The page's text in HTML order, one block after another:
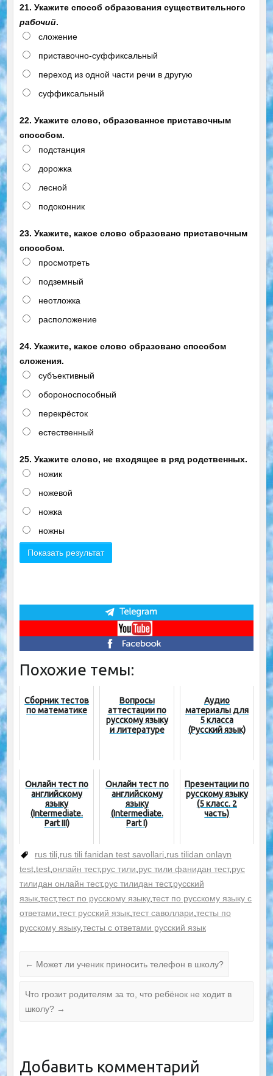
21. Укажите способ образования существительного
рабочий.
сложение
приставочно-суффиксальный
переход из одной части речи в другую
cуффиксальный
22. Укажите слово, образованное приставочным
способом.
подстанция
дорожка
лесной
подоконник
23. Укажите, какое слово образовано приставочным
способом.
просмотреть
подземный
неотложка
расположение
24. Укажите, какое слово образовано способом
сложения.
субъективный
обороноспособный
перекрёсток
естественный
25. Укажите слово, не входящее в ряд родственных.
ножик
ножевой
ножка
ножны
Похожие темы:
Сборник тестов
по математике
Вопросы
аттестации по
русскому языку
и литературе
Аудио
материалы для
5 класса
(Русский язык)
Онлайн тест по
английскому
языку
(Intermediate.
Part III)
Онлайн тест по
английскому
языку
(Intermediate.
Part I)
Презентации по
русскому языку
(5 класс. 2
часть)
rus tili rus tili fanidan test savollari rus tilidan onlayn
test, test, онлайн тест,рус тили рус тили фанидан тест,рус
тилидан онлайн тест,рус тилидан тест,русский
язык, тест,тест по русскому языку,тест по русскому языку с
ответами тест русский язык, тест саволлари тесты по
русскому языку,тесты с ответами русский язык
← Может ли ученик приносить телефон в школу?
Что грозит родителям за то, что ребёнок не ходит в
школу? →
Добавить комментарий